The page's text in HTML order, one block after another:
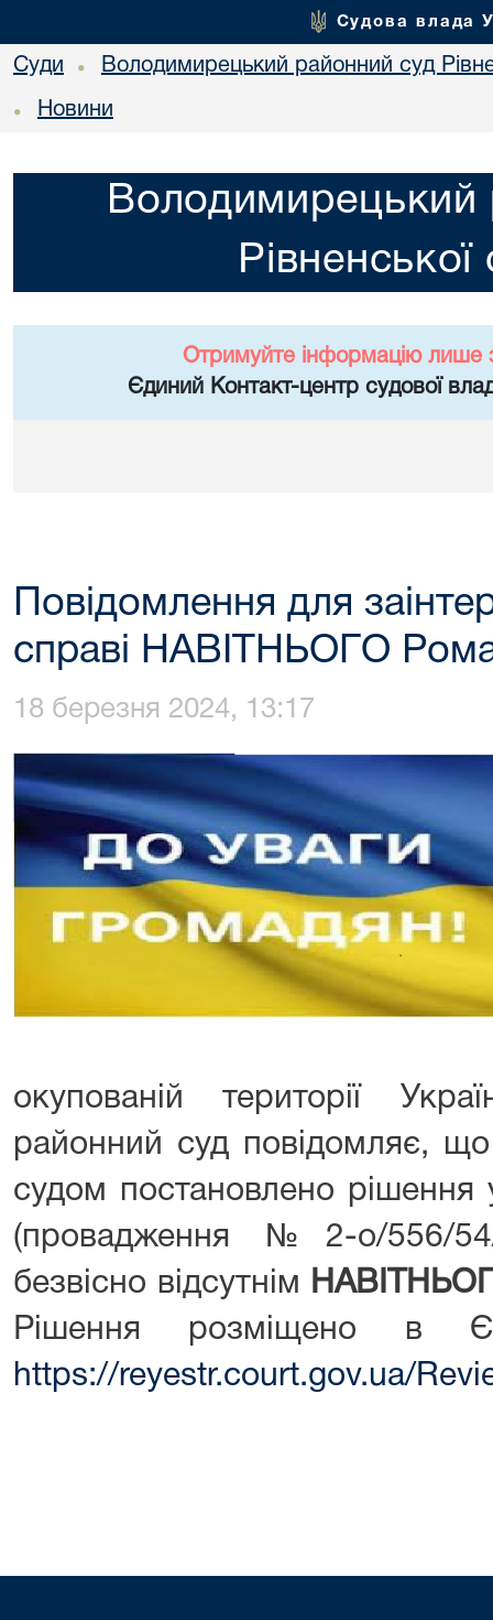
Судова влада
Суди • Володимирецький районний суд
• Новини
Володимирецький
Рівненської
Отримуйте інформацію лише
Єдиний Контакт-центр судової
Повідомлення для
справі НАВІТНЬОГО
18 березня 2024, 13:17
окупованій території
районний суд повідомляє,
судом постановлено
(провадження №2-о/556/
безвісно відсутнім
Рішення розміщено в
https://reyestr.court.gov.ua/